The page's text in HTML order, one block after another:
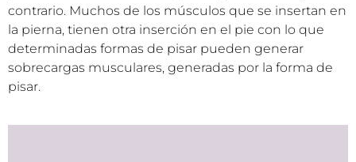
contrario. Muchos de los músculos que se insertan en
la pierna, tienen otra inserción en el pie con lo que
determinadas formas de pisar pueden generar
sobrecargas musculares, generadas por la forma de
pisar.